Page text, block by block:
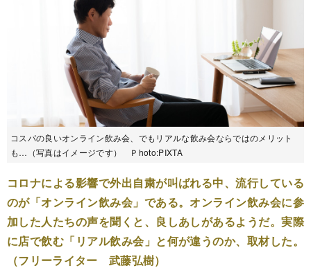
コスパの良いオンライン飲み会、でもリアルな飲み会ならではのメリット
も…（写真はイメージです） Ｐhoto:PIXTA
コロナによる影響で外出自粛が叫ばれる中、流行している
のが「オンライン飲み会」である。オンライン飲み会に参
加した人たちの声を聞くと、良しあしがあるようだ。実際
に店で飲む「リアル飲み会」と何が違うのか、取材した。
（フリーライター 武藤弘樹）